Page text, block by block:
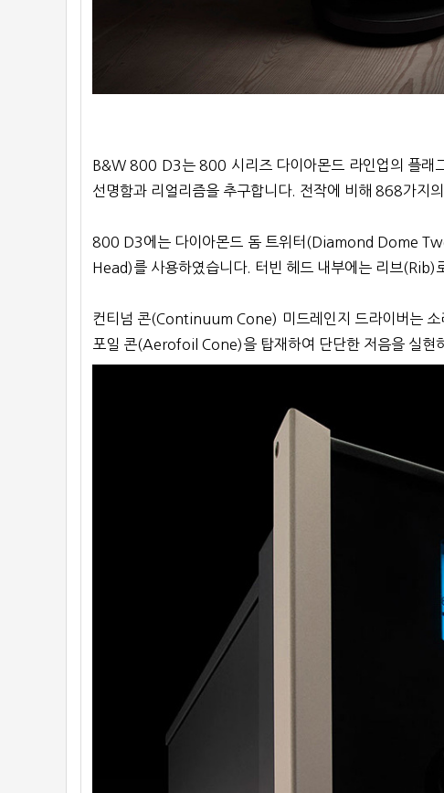
B&W 800 D3는 800 시리즈 다이아몬드 라인업의 플래
선명함과 리얼리즘을 추구합니다. 전작에 비해 868가지
800 D3에는 다이아몬드 돔 트위터(Diamond Dome
Head)를 사용하였습니다. 터빈 헤드 내부에는 리브(Rib)
컨티넘 콘(Continuum Cone) 미드레인지 드라이버는 소
포일 콘(Aerofoil Cone)을 탑재하여 단단한 저음을 실현